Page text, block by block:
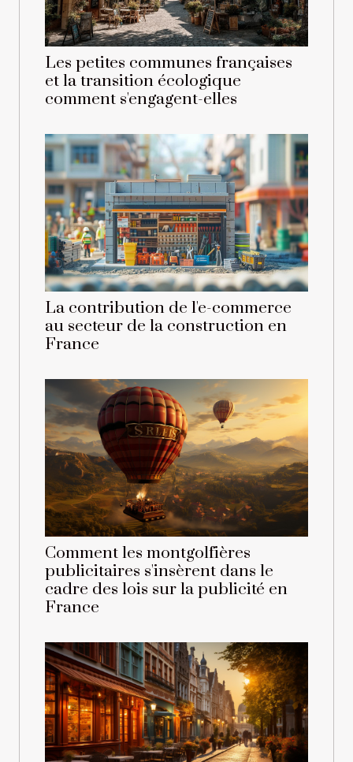
Les petites communes françaises
et la transition écologique
comment s'engagent-elles
La contribution de l'e-commerce
au secteur de la construction en
France
Comment les montgolfières
publicitaires s'insèrent dans le
cadre des lois sur la publicité en
France